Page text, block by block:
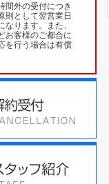
間外の受付につき
則として翌営業日
なります。また、
お客様のご都合に
を行う場合は有償